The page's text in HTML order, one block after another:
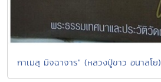
กาเมสุ มิจฉาจาร" (หลวงปู่ขาว อนาลโย)